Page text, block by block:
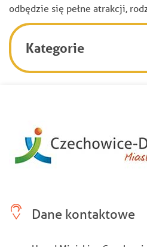
odbędzie się pełne atrakcji,
Kategorie
Dane kontaktowe